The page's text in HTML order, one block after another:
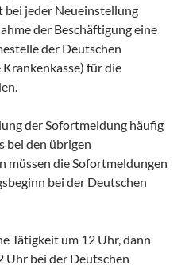
jeder Neueinstellung
der Beschäftigung eine
der Deutschen
für die
der Sofortmeldung häufig
bei den übrigen
müssen die Sofortmeldungen
bei der Deutschen
Tätigkeit um 12 Uhr, dann
Uhr bei der Deutschen